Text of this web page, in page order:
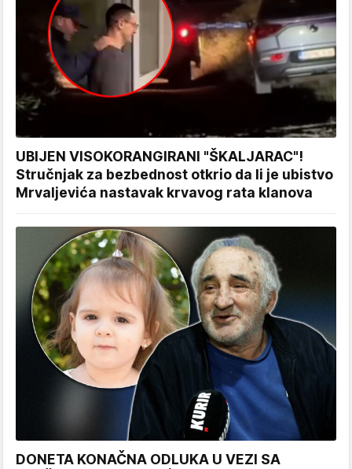
UBIJEN VISOKORANGIRANI "ŠKALJARAC"!
Stručnjak za bezbednost otkrio da li je ubistvo
Mrvaljevića nastavak krvavog rata klanova
DONETA KONAČNA ODLUKA U VEZI SA